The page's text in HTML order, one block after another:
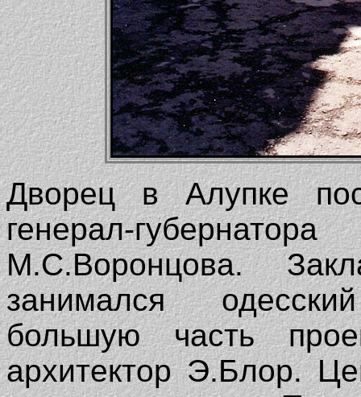
Дворец в Алупке
генерал-
М.С.Воронцова.
занимался
большую часть
архитектор Э.Блор.